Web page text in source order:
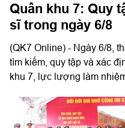
Quân khu 7: Quy
sĩ trong ngày 6/8
(QK7 Online) - Ngày 6/8,
tìm kiếm, quy tập và xác
khu 7, lực lượng làm
Lê Thị Riêng (phường
sĩ tại tỉnh Tây Ninh và 1